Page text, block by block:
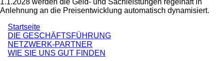
1.1.2028 werden die Geld- und Sachleistungen regelhaft in
Anlehnung an die Preisentwicklung automatisch dynamisiert.
Startseite
DIE GESCHÄFTSFÜHRUNG
NETZWERK-PARTNER
WIE SIE UNS GUT FINDEN